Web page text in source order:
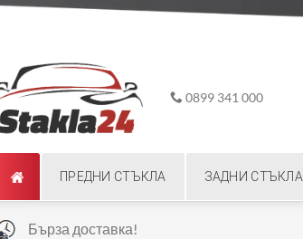
0899 341 000
ПРЕДНИ СТЪКЛА ЗАДНИ СТЪКЛА
Бърза доставка!